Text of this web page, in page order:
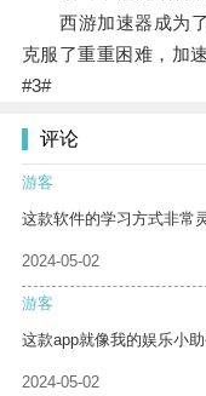
西游加速器成为了
克服了重重困难，加
#3#
评论
游客
这款软件的学习方式非常
2024-05-02
游客
这款app就像我的娱乐小
2024-05-02